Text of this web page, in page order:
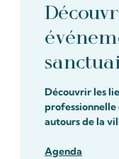
Découvrir les
autours de la
Agenda